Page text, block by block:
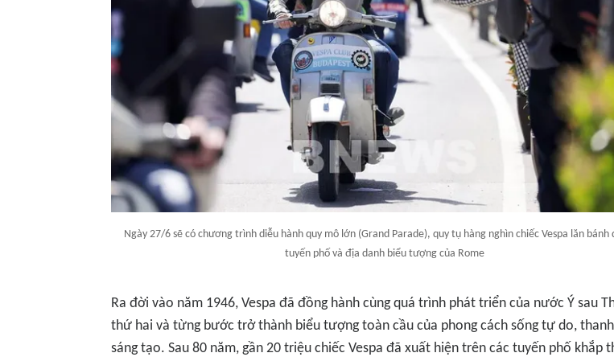
Ngày 27/6 sẽ có chương trình diễu hành quy mô lớn (Grand Parade), quy tụ hàng nghìn chiếc Vespa lăn bánh
tuyến phố và địa danh biểu tượng của Rome
Ra đời vào năm 1946, Vespa đã đồng hành cùng quá trình phát triển của nước Ý sau
thứ hai và từng bước trở thành biểu tượng toàn cầu của phong cách sống tự do,
sáng tạo. Sau 80 năm, gần 20 triệu chiếc Vespa đã xuất hiện trên các tuyến phố khắp